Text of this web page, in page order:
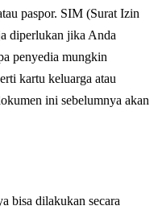
paspor. SIM (Surat Izin
diperlukan jika Anda
penyedia mungkin
kartu keluarga atau
ini sebelumnya akan
bisa dilakukan secara